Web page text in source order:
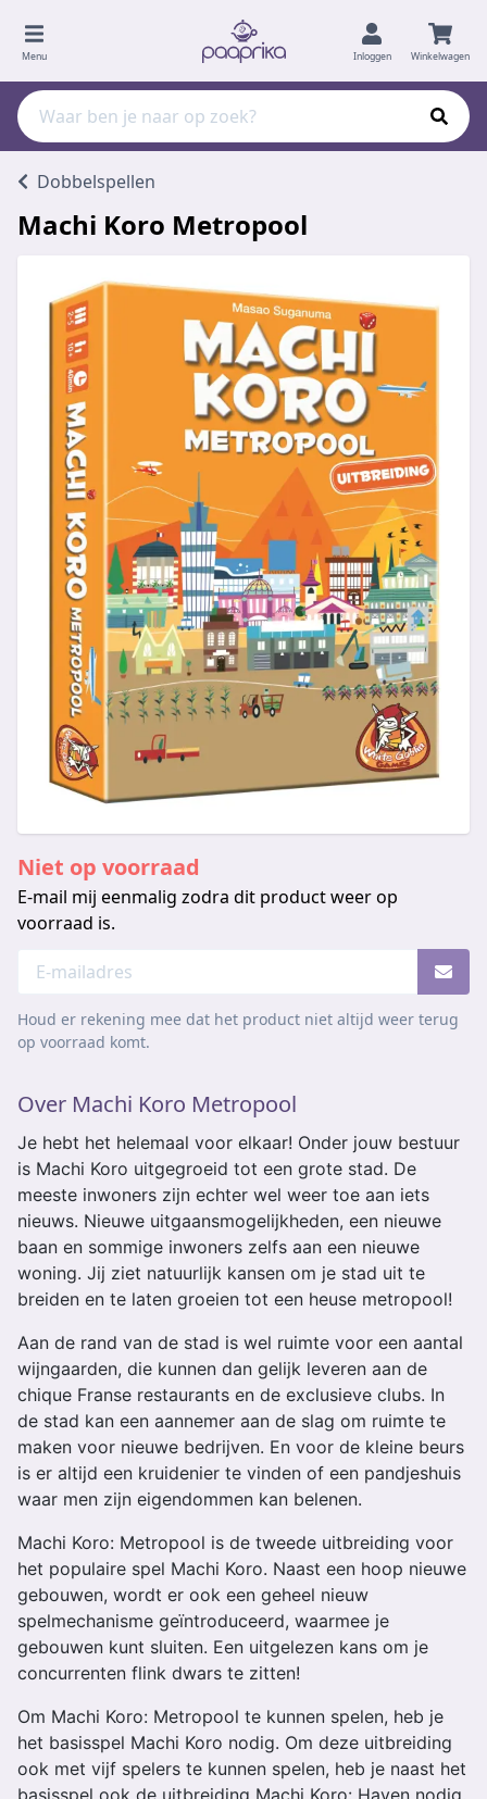
Menu Inloggen Winkelwagen
Dobbelspellen
Machi Koro Metropool
Niet op voorraad
E-mail mij eenmalig zodra dit product weer op
voorraad is.
Houd er rekening mee dat het product niet altijd weer terug
op voorraad komt.
Over Machi Koro Metropool
Je hebt het helemaal voor elkaar! Onder jouw bestuur
is Machi Koro uitgegroeid tot een grote stad. De
meeste inwoners zijn echter wel weer toe aan iets
nieuws. Nieuwe uitgaansmogelijkheden, een nieuwe
baan en sommige inwoners zelfs aan een nieuwe
woning. Jij ziet natuurlijk kansen om je stad uit te
breiden en te laten groeien tot een heuse metropool!
Aan de rand van de stad is wel ruimte voor een aantal
wijngaarden, die kunnen dan gelijk leveren aan de
chique Franse restaurants en de exclusieve clubs. In
de stad kan een aannemer aan de slag om ruimte te
maken voor nieuwe bedrijven. En voor de kleine beurs
is er altijd een kruidenier te vinden of een pandjeshuis
waar men zijn eigendommen kan belenen.
Machi Koro: Metropool is de tweede uitbreiding voor
het populaire spel Machi Koro. Naast een hoop nieuwe
gebouwen, wordt er ook een geheel nieuw
spelmechanisme geïntroduceerd, waarmee je
gebouwen kunt sluiten. Een uitgelezen kans om je
concurrenten flink dwars te zitten!
Om Machi Koro: Metropool te kunnen spelen, heb je
het basisspel Machi Koro nodig. Om deze uitbreiding
ook met vijf spelers te kunnen spelen, heb je naast het
basisspel ook de uitbreiding Machi Koro: Haven nodig.